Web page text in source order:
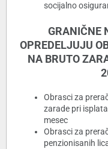
socijalno
GRANIČNE
OPREDELJUJU
NA BRUTO
Obrasci za
zarade pri
mesec
Obrasci za
penzionisanih